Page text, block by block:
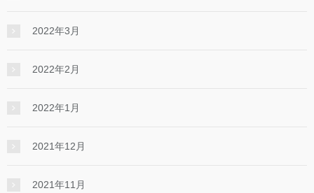
2022年3月
2022年2月
2022年1月
2021年12月
2021年11月